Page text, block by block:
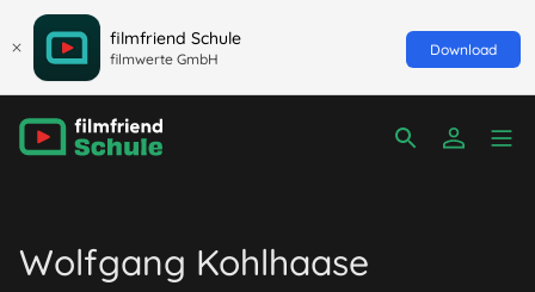
filmfriend Schule
filmwerte GmbH
Download
Wolfgang Kohlhaase